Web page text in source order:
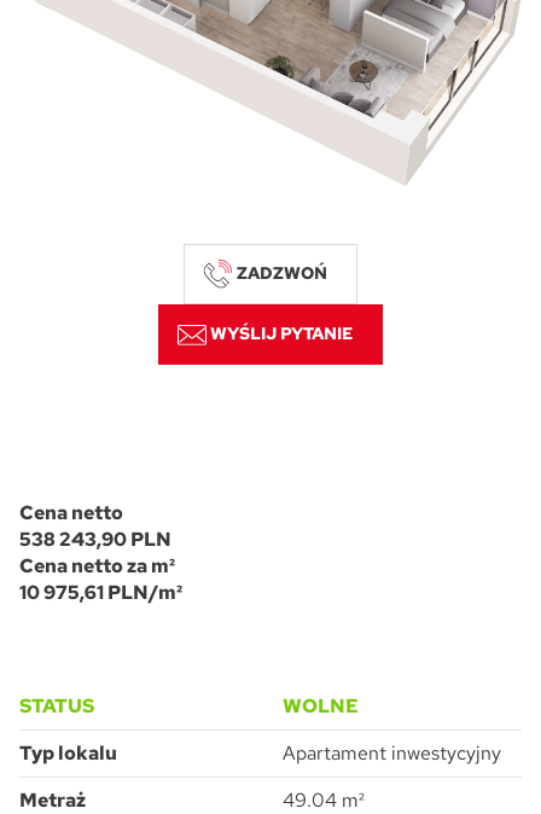
ZADZWOŃ
WYŚLIJ PYTANIE
Cena netto
538 243,90 PLN
Cena netto za m²
10 975,61 PLN/m²
STATUS
WOLNE
Typ lokalu
Apartament inwestycyjny
Metraż
49.04 m²
Skwer Witosa w Piastowie